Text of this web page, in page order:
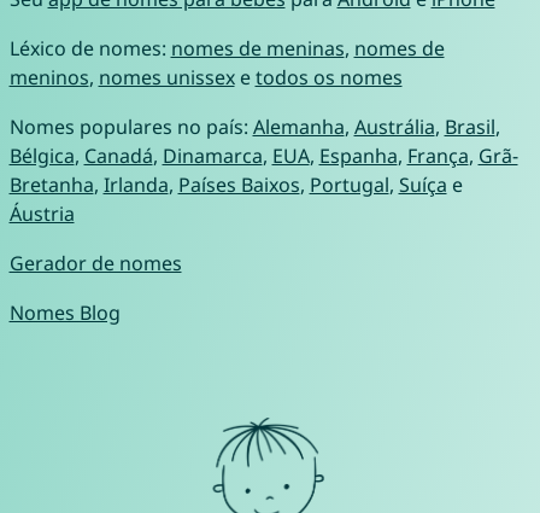
Léxico de nomes: nomes de meninas, nomes de
meninos, nomes unissexetodos os nomes
Nomes populares no país: Alemanha, Austrália, Brasil,
Bélgica, Canadá, Dinamarca, EUA, Espanha, França, Grã-
Bretanha, Irlanda, Países Baixos, Portugal, Suíça e
Áustria
Gerador de nomes
Nomes Blog